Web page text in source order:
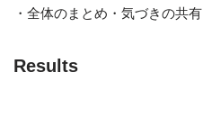
・全体のまとめ・気づきの共有
Results